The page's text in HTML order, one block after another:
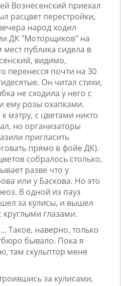
Вознесенский приехал
расцвет перестройки,
народ ходил
ДК "Моторщиков" на
публика сидела в
видимо,
перенесся почти на 30
Он читал стихи,
не сходила у него с
ему розы охапками.
мэтру, с цветами никто
но организаторы
пригласить
прямо в фойе ДК).
собралось столько,
разве что у
или у Баскова. Но это
В одной из пауз
за кулисы, и вышел
круглыми глазами.
Такое, наверно, только
бывало. Пока я
там скульптор меня
за кулисами,